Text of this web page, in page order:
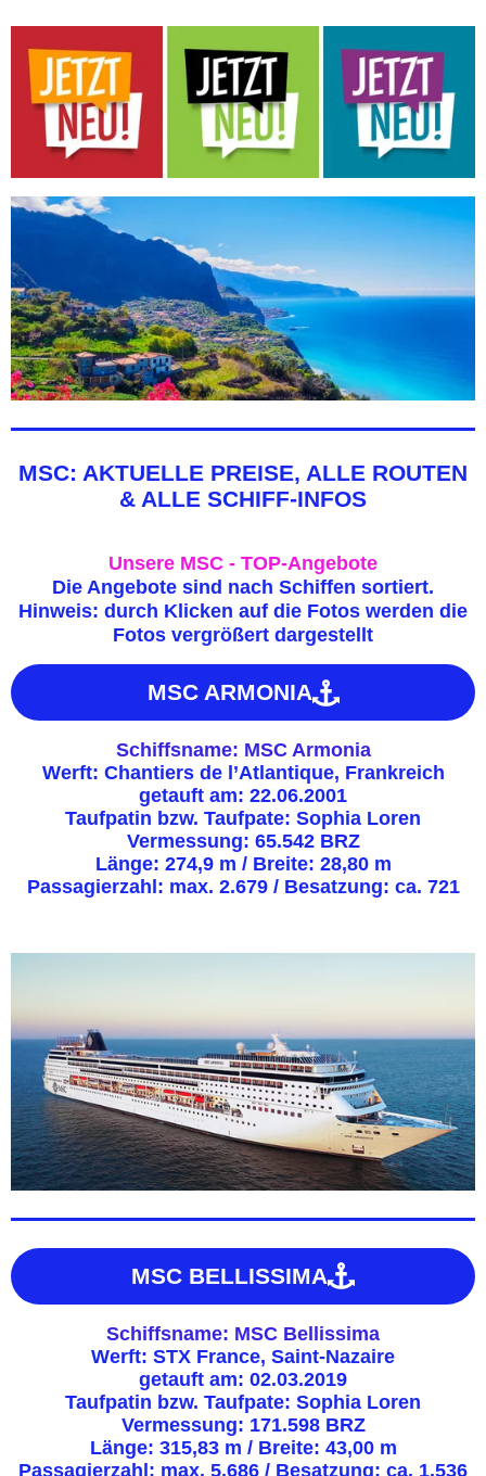
MSC: AKTUELLE PREISE, ALLE ROUTEN
& ALLE SCHIFF-INFOS
Unsere MSC - TOP-Angebote
Die Angebote sind nach Schiffen sortiert.
Hinweis: durch Klicken auf die Fotos werden die
Fotos vergrößert dargestellt
MSC ARMONIA
Schiffsname: MSC Armonia
Werft: Chantiers de l’Atlantique, Frankreich
getauft am: 22.06.2001
Taufpatin bzw. Taufpate: Sophia Loren
Vermessung: 65.542 BRZ
Länge: 274,9 m / Breite: 28,80 m
Passagierzahl: max. 2.679 / Besatzung: ca. 721
MSC BELLISSIMA
Schiffsname: MSC Bellissima
Werft: STX France, Saint-Nazaire
getauft am: 02.03.2019
Taufpatin bzw. Taufpate: Sophia Loren
Vermessung: 171.598 BRZ
Länge: 315,83 m / Breite: 43,00 m
Passagierzahl: max. 5.686 / Besatzung: ca. 1.536